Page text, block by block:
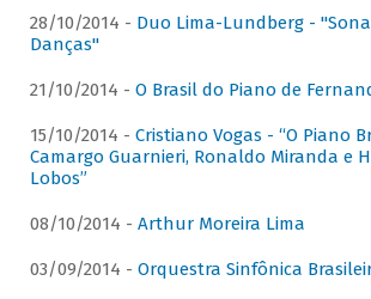
28/10/2014 - Duo Lima-Lundberg -
Danças"
21/10/2014 - O Brasil do Piano de
15/10/2014 - Cristiano Vogas - “O Piano
Camargo Guarnieri, Ronaldo Miranda e
Lobos”
08/10/2014 - Arthur Moreira Lima
03/09/2014 - Orquestra Sinfônica